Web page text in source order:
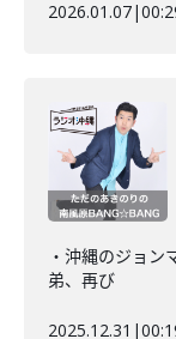
2026.01.07|
・沖縄のジョン
弟、再び
2025.12.31 |